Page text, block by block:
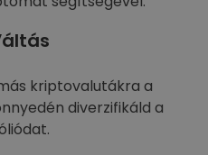
kriptovalutákra a
diverzifikáld a